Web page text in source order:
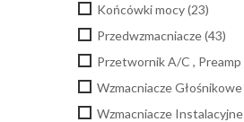
Końcówki mocy(23)
Przedwzmacniacze(43)
Wzmacniacze Głośnikowe
Wzmacniacze Instalacyjne